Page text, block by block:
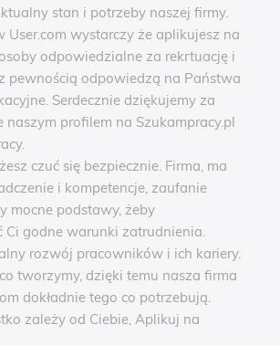
stan i potrzeby naszej firmy.
User.com wystarczy że aplikujesz na
odpowiedzialne za rekrtuację i
pewnością odpowiedzą na Państwa
Serdecznie dziękujemy za
naszym profilem na Szukampracy.pl
czuć się bezpiecznie. Firma, ma
i kompetencje, zaufanie
mocne podstawy, żeby
godne warunki zatrudnienia.
rozwój pracowników i ich kariery.
tworzymy, dzięki temu nasza firma
dokładnie tego co potrzebują.
zależy od Ciebie, Aplikuj na